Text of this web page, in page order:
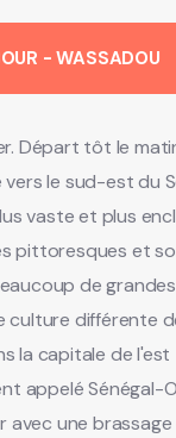
- WASSADOU
Départ tôt le
le sud-est du
vaste et plus
pittoresques et
de
culture différente
la capitale de l'est
appelé Sénégal-
avec une